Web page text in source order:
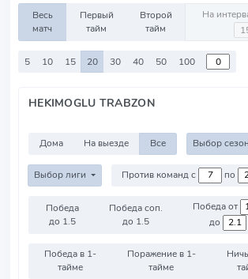
Весь
матч
Первый
тайм
Второй
тайм
5 10 15 20 30 40 50 100
HEKIMOGLU TRABZON
Дома На выезде Все Выбор
Выбор лиги Против команд с по
Победа
до 1.5
Победа соп.
до 1.5
Победа от
до
Победа в 1-
тайме
Поражение в 1-
тайме